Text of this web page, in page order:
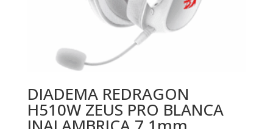
DIADEMA REDRAGON
H510W ZEUS PRO BLANCA